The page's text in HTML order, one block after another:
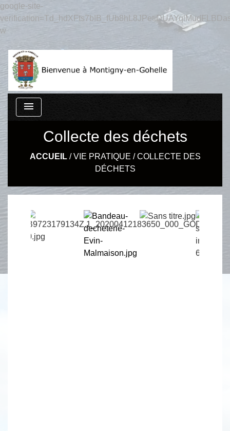
google-site-
w
menu
Collecte des déchets
ACCUEIL/VIE PRATIQUE /COLLECTE DES
DÉCHETS